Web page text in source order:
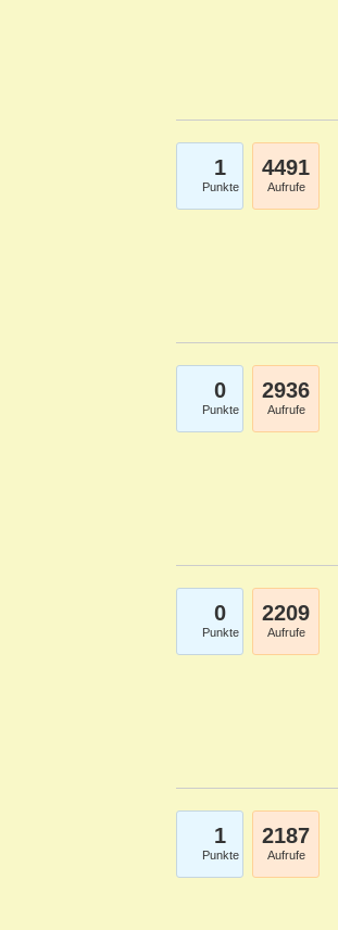
1
Punkte
4491
Aufrufe
0
Punkte
2936
Aufrufe
0
Punkte
2209
Aufrufe
1
Punkte
2187
Aufrufe